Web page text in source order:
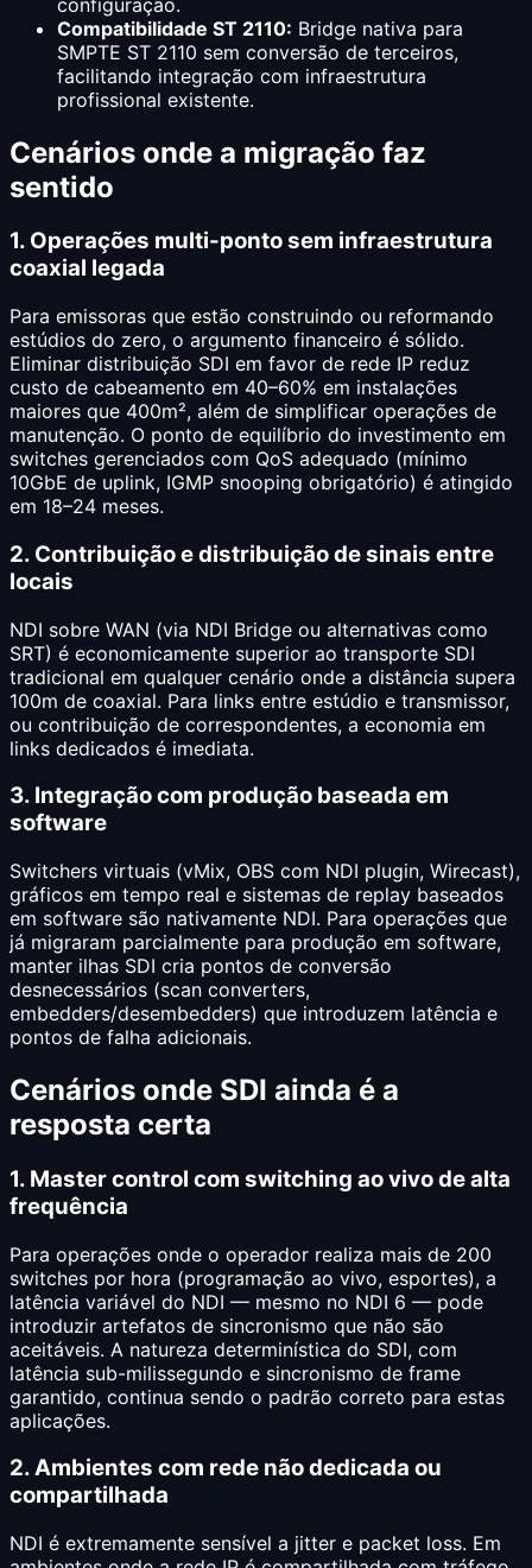
Compatibilidade ST 2110: Bridge nativa para
SMPTE ST 2110 sem conversão de terceiros,
facilitando integração com infraestrutura
profissional existente.
Cenários onde a migração faz
sentido
1. Operações multi-ponto sem infraestrutura
coaxial legada
Para emissoras que estão construindo ou reformando
estúdios do zero, o argumento financeiro é sólido.
Eliminar distribuição SDI em favor de rede IP reduz
custo de cabeamento em 40–60% em instalações
maiores que 400m², além de simplificar operações de
manutenção. O ponto de equilíbrio do investimento em
switches gerenciados com QoS adequado (mínimo
10GbE de uplink, IGMP snooping obrigatório) é atingido
em 18–24 meses.
2. Contribuição e distribuição de sinais entre
locais
NDI sobre WAN (via NDI Bridge ou alternativas como
SRT) é economicamente superior ao transporte SDI
tradicional em qualquer cenário onde a distância supera
100m de coaxial. Para links entre estúdio e transmissor,
ou contribuição de correspondentes, a economia em
links dedicados é imediata.
3. Integração com produção baseada em
software
Switchers virtuais (vMix, OBS com NDI plugin, Wirecast),
gráficos em tempo real e sistemas de replay baseados
em software são nativamente NDI. Para operações que
já migraram parcialmente para produção em software,
manter ilhas SDI cria pontos de conversão
desnecessários (scan converters,
embedders/desembedders) que introduzem latência e
pontos de falha adicionais.
Cenários onde SDI ainda é a
resposta certa
1. Master control com switching ao vivo de alta
frequência
Para operações onde o operador realiza mais de 200
switches por hora (programação ao vivo, esportes), a
latência variável do NDI — mesmo no NDI 6 — pode
introduzir artefatos de sincronismo que não são
aceitáveis. A natureza determinística do SDI, com
latência sub-milissegundo e sincronismo de frame
garantido, continua sendo o padrão correto para estas
aplicações.
2. Ambientes com rede não dedicada ou
compartilhada
NDI é extremamente sensível a jitter e packet loss. Em